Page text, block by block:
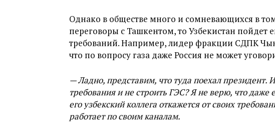
Однако в обществе много и сомневающихся в
переговоры с Ташкентом, то Узбекистан пойдет
требований. Например, лидер фракции СДПК
что по вопросу газа даже Россия не может
— Ладно, представим, что туда поехал президент.
требования и не строить ГЭС? Я не верю, что даже
его узбекский коллега откажется от своих
работает по своим каналам.